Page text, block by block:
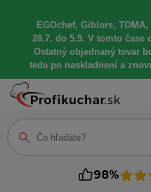
EGOchef, Giblors,
28.7. do 5.9. V tomto čase
Ostatný objednaný tovar
teda po naskladnení a
98%